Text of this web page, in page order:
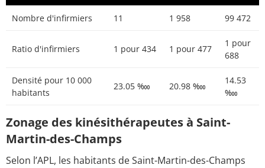
Nombre d'infirmiers 11 1 958 99 472
Ratio d'infirmiers 1 pour 434 1 pour 477
1 pour
688
Densité pour 10 000
habitants
23.05 ‱ 20.98 ‱
14.53
‱
Zonage des kinésithérapeutes à Saint-
Martin-des-Champs
Selon l’APL, les habitants de Saint-Martin-des-Champs